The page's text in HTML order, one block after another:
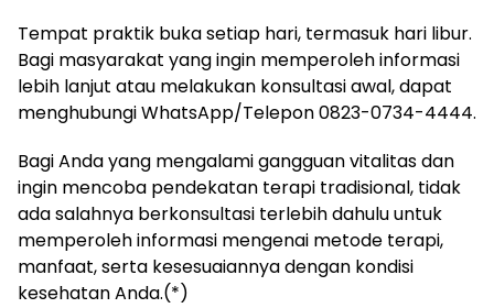
Tempat praktik buka setiap hari, termasuk hari libur.
Bagi masyarakat yang ingin memperoleh informasi
lebih lanjut atau melakukan konsultasi awal, dapat
menghubungi WhatsApp/Telepon 0823-0734-4444.
Bagi Anda yang mengalami gangguan vitalitas dan
ingin mencoba pendekatan terapi tradisional, tidak
ada salahnya berkonsultasi terlebih dahulu untuk
memperoleh informasi mengenai metode terapi,
manfaat, serta kesesuaiannya dengan kondisi
kesehatan Anda.(*)